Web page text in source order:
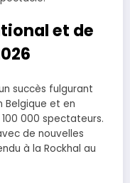
et de
succès fulgurant
Belgique et en
000 spectateurs.
de nouvelles
à la Rockhal au